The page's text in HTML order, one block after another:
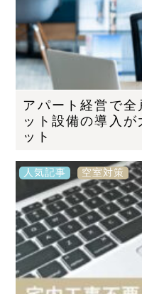
アパート経営で全
ット設備の導入が
ット
人気記事 空室対策